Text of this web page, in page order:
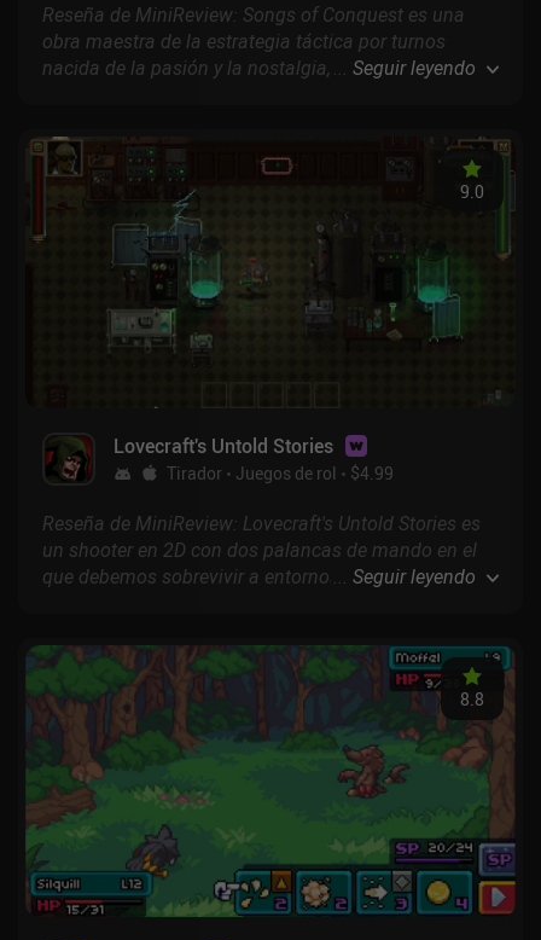
Reseña de MiniReview: Songs of Conquest es una
obra maestra de la estrategia táctica por turnos
nacida de la pasión y la nostalgia, con una
clásicos similares.
... Seguir leyendo
Lovecraft's Untold Stories
Tirador Juegos de rol $4.99
9.0
Reseña de MiniReview: Lovecraft's Untold Stories es
un shooter en 2D con dos palancas de mando en el
que debemos sobrevivir a entornos infestados de
... Seguir leyendo
8.8